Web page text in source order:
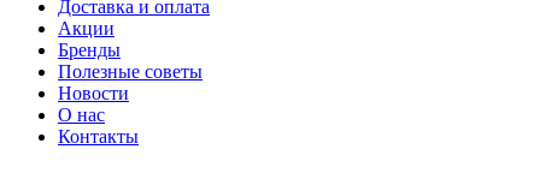
Доставка и оплата
Акции
Бренды
Полезные советы
Новости
О нас
Контакты